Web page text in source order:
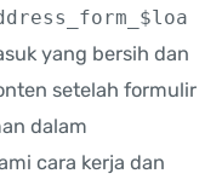
yang bersih dan
setelah formulir
dalam
cara kerja dan